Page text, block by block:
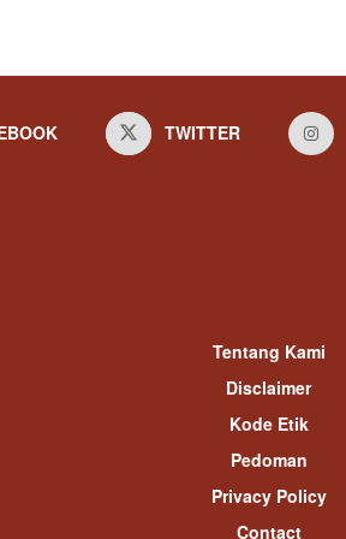
TWITTER
Tentang Kami
Disclaimer
Kode Etik
Pedoman
Privacy Policy
Contact